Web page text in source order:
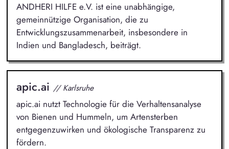
ANDHERI HILFE e.V. ist eine unabhängige,
gemeinnützige Organisation, die zu
Entwicklungszusammenarbeit, insbesondere in
Indien und Bangladesch, beiträgt.
apic.ai // Karlsruhe
apic.ai nutzt Technologie für die Verhaltensanalyse
von Bienen und Hummeln, um Artensterben
entgegenzuwirken und ökologische Transparenz zu
fördern.